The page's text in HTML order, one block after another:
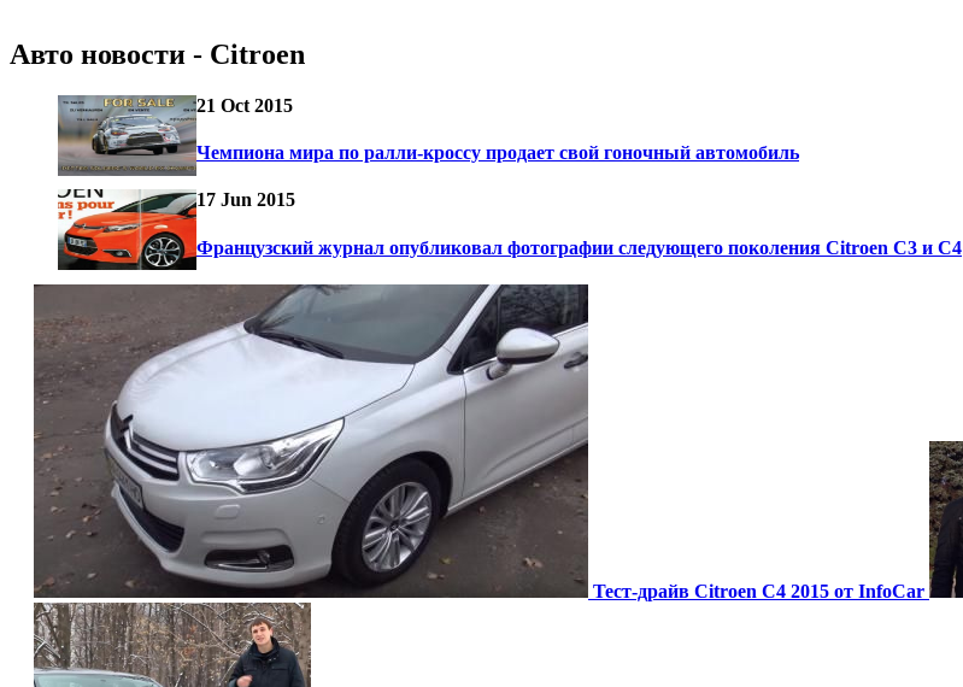
Авто новости - Citroen
21 Oct 2015
Чемпиона мира по ралли-кроссу продает свой гоночный автомобиль
17 Jun 2015
Французский журнал опубликовал фотографии следующего поколения Citroen C3 и C4
Тест-драйв Citroen C4 2015 от InfoCar